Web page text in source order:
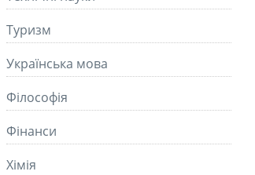
Туризм
Українська мова
Філософія
Фінанси
Хімія